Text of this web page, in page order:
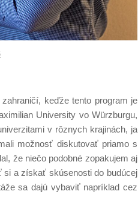
keďže tento program je
University vo Würzburgu,
v rôznych krajinách, ja
možnosť diskutovať priamo s
že niečo podobné zopakujem aj
si a získať skúsenosti do budúcej
sa dajú vybaviť napríklad cez